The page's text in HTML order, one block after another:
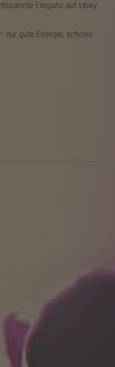
Eleganz auf vibey
nur gute Energie, schöne